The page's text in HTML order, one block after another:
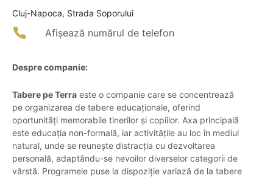
Cluj-Napoca, Strada Soporului
Afișează numărul de telefon
Despre companie:
Tabere pe Terra este o companie care se concentrează
pe organizarea de tabere educaționale, oferind
oportunități memorabile tinerilor și copiilor. Axa principală
este educația non-formală, iar activitățile au loc în mediul
natural, unde se reunește distracția cu dezvoltarea
personală, adaptându-se nevoilor diverselor categorii de
vârstă. Programele puse la dispoziție variază de la tabere